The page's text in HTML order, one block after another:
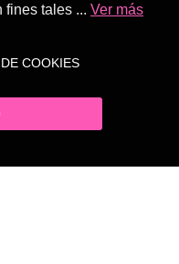
fines tales ... Ver más
COOKIES